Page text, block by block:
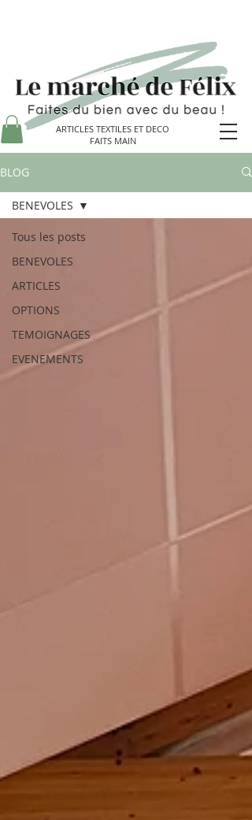
ARTICLES TEXTILES ET DECO
FAITS MAIN
BLOG
Tous les posts
BENEVOLES
ARTICLES
OPTIONS
TEMOIGNAGES
EVENEMENTS
BENEVOLES